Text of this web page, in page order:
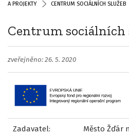
A PROJEKTY
CENTRUM SOCIÁLNÍCH SLUŽEB
Centrum sociálních
zveřejněno: 26. 5. 2020
Zadavatel: Město Žďár